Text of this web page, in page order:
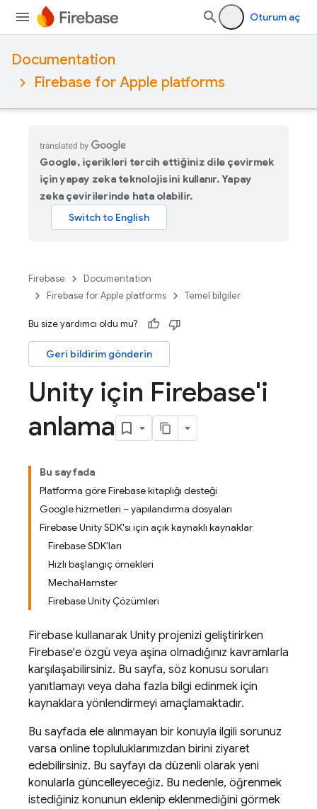
Oturum aç
Documentation
Firebase for Apple platforms
Google, içerikleri tercih ettiğiniz dile çevirmek
için yapay zeka teknolojisini kullanır. Yapay
zeka çevirilerinde hata olabilir.
Firebase
Documentation
Firebase for Apple platforms
Temel bilgiler
Bu size yardımcı oldu mu?
Geri bildirim gönderin
Unity için Firebase'i
anlama
Bu sayfada
Platforma göre Firebase kitaplığı desteği
Google hizmetleri – yapılandırma dosyaları
Firebase Unity SDK'sı için açık kaynaklı kaynaklar
Firebase SDK'ları
Hızlı başlangıç örnekleri
MechaHamster
Firebase Unity Çözümleri
Firebase kullanarak Unity projenizi geliştirirken
Firebase'e özgü veya aşina olmadığınız kavramlarla
karşılaşabilirsiniz. Bu sayfa, söz konusu soruları
yanıtlamayı veya daha fazla bilgi edinmek için
kaynaklara yönlendirmeyi amaçlamaktadır.
Bu sayfada ele alınmayan bir konuyla ilgili sorunuz
varsa online topluluklarımızdan birini ziyaret
edebilirsiniz. Bu sayfayı da düzenli olarak yeni
konularla güncelleyeceğiz. Bu nedenle, öğrenmek
istediğiniz konunun eklenip eklenmediğini görmek